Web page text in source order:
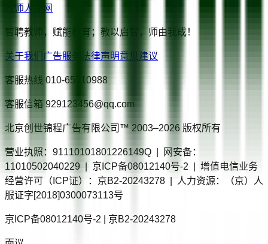
教师人才网
智聘教师，赋能教育；教以启智，师由我成！
关于我们 广告服务 法律声明意见建议
客服热线 010-65510988
客服信箱 929123456@qq.com
北京创世锦程广告有限公司™ 2003–2026 版权所有
营业执照：91110101801226149Q | 网安备：
11010502040229 | 京ICP备08012140号-2 | 增值电信业务
经营许可（ICP证）：京B2-20243278 | 人力资源：（京）人
服证字[2018]0300073113号
京ICP备08012140号-2 | 京B2-20243278